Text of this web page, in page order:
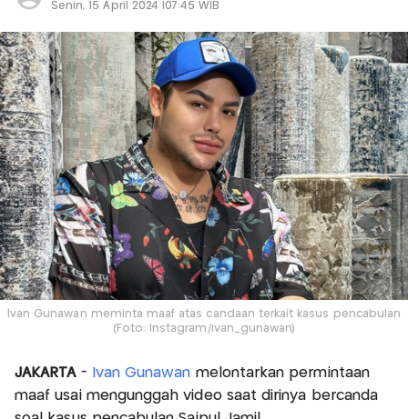
Senin, 15 April 2024 |07:45 WIB
Ivan Gunawan meminta maaf atas candaan terkait kasus pencabulan
(Foto: Instagram/ivan_gunawan)
JAKARTA- Ivan Gunawan melontarkan permintaan
maaf usai mengunggah video saat dirinya bercanda